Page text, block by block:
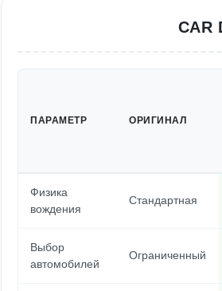
CAR
ПАРАМЕТР ОРИГИНАЛ
Физика
вождения
Стандартная
Выбор
автомобилей
Ограниченный